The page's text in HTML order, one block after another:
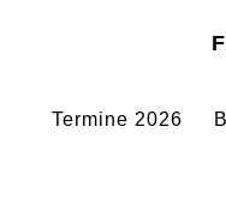
springen
springen
Termine 2026